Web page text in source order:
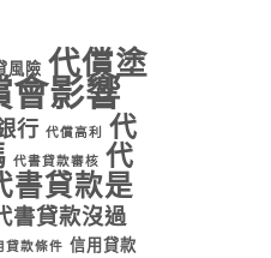
風險 代償塗
會影響
行 代償高利
代
代書貸款審核 代
書貸款是
書貸款沒過
貸款條件 信用貸款